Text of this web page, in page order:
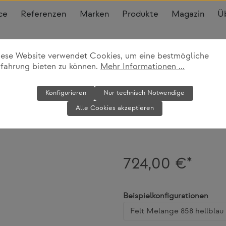
Referenzen Marken Produkte Magazin
Schaukel
724,00 €*
Beispielkonfigurationen
Website verwendet Cookies, um eine bestmögliche
bieten zu können. Mehr Informationen ...
Nur technisch Notwendige
Konfigurieren
Alle Cookies akzeptieren